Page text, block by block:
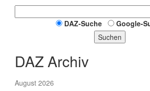
DAZ-Suche
Google-
Suchen
DAZ Archiv
August 2026